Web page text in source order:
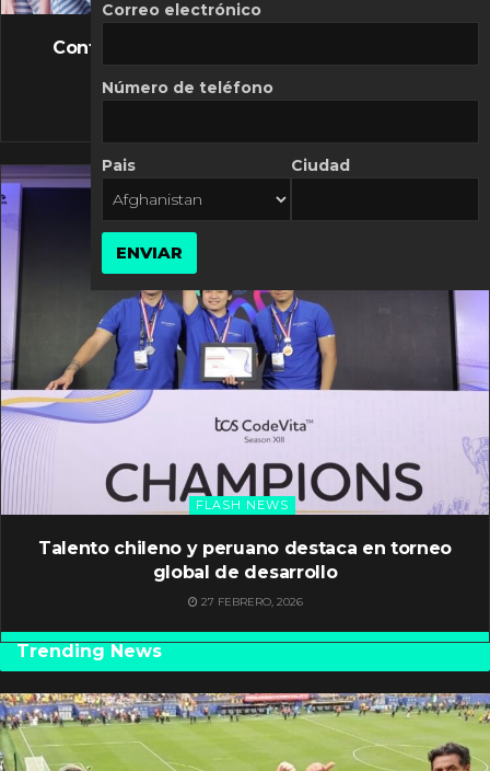
FLASH NEWS
Controversia de Mercado Libre por costos
10 MARZO, 2026
FLASH NEWS
Talento chileno y peruano destaca en torneo
global de desarrollo
27 FEBRERO, 2026
Trending News
Correo electrónico
Número de teléfono
Pais Ciudad
ENVIAR